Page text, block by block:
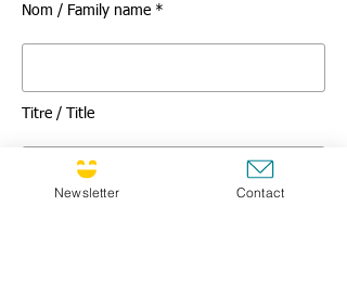
Nom / Family name *
Titre / Title
Newsletter Contact